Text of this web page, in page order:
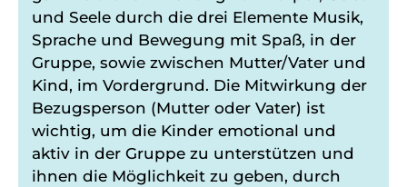
und Seele durch die drei Elemente Musik,
Sprache und Bewegung mit Spaß, in der
Gruppe, sowie zwischen Mutter/Vater und
Kind, im Vordergrund. Die Mitwirkung der
Bezugsperson (Mutter oder Vater) ist
wichtig, um die Kinder emotional und
aktiv in der Gruppe zu unterstützen und
ihnen die Möglichkeit zu geben, durch